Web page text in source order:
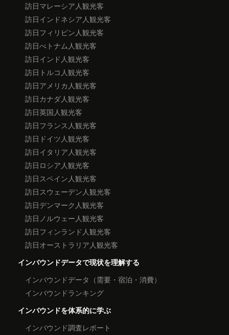
訪日マレーシア人観光客
訪日インドネシア人観光客
訪日フィリピン人観光客
訪日べトナム人観光客
訪日インド人観光客
訪日トルコ人観光客
訪日アメリカ人観光客
訪日カナダ人観光客
訪日英国人観光客
訪日フランス人観光客
訪日ドイツ人観光客
訪日イタリア人観光客
訪日ロシア人観光客
訪日スペイン人観光客
訪日スウェーデン人観光客
訪日デンマーク人観光客
訪日ノルウェー人観光客
訪日フィンランド人観光客
訪日オーストラリア人観光客
インバウンドデータで現状を理解する
インバウンドデータ（需要・宿泊・消費）
インバウンドランキング
インバウンドを体系的に学ぶ
インバウンド調査レポート